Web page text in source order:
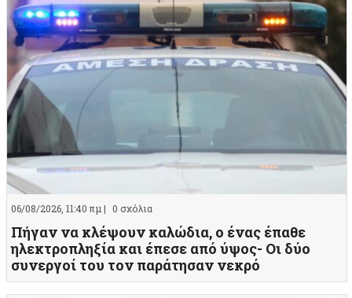
06/08/2026, 11:40 πμ | 0 σχόλια
Πήγαν να κλέψουν καλώδια, ο ένας έπαθε
ηλεκτροπληξία και έπεσε από ύψος- Οι δύο
συνεργοί του τον παράτησαν νεκρό